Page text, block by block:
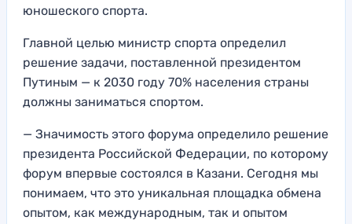
юношеского спорта.
Главной целью министр спорта определил
решение задачи, поставленной президентом
Путиным — к 2030 году 70% населения страны
должны заниматься спортом.
— Значимость этого форума определило решение
президента Российской Федерации, по которому
форум впервые состоялся в Казани. Сегодня мы
понимаем, что это уникальная площадка обмена
опытом, как международным, так и опытом